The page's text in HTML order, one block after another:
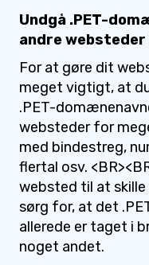
Undgå .PET-
andre
For at gøre dit
meget vigtigt, at
.PET-
websteder for
med bindestreg,
flertal osv.
websted til at
sørg for, at det
allerede er taget i
noget andet.